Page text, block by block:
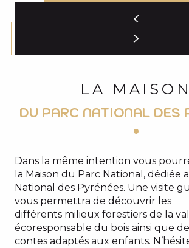
LA MAISON
DU PARC NATIONAL DES
Dans la même intention vous
la Maison du Parc National, dédiée
National des Pyrénées. Une visite
vous permettra de découvrir les
différents milieux forestiers de la
écoresponsable du bois ainsi que
contes adaptés aux enfants.